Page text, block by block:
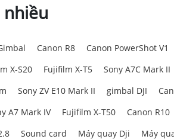
nhiều
Canon R8 Canon PowerShot V1
X-S20 Fujifilm X-T5 Sony A7C Mark II
Sony ZV E10 Mark II gimbal DJI
A7 Mark IV Fujifilm X-T50 Canon R10
Sound card Máy quay Dji Máy